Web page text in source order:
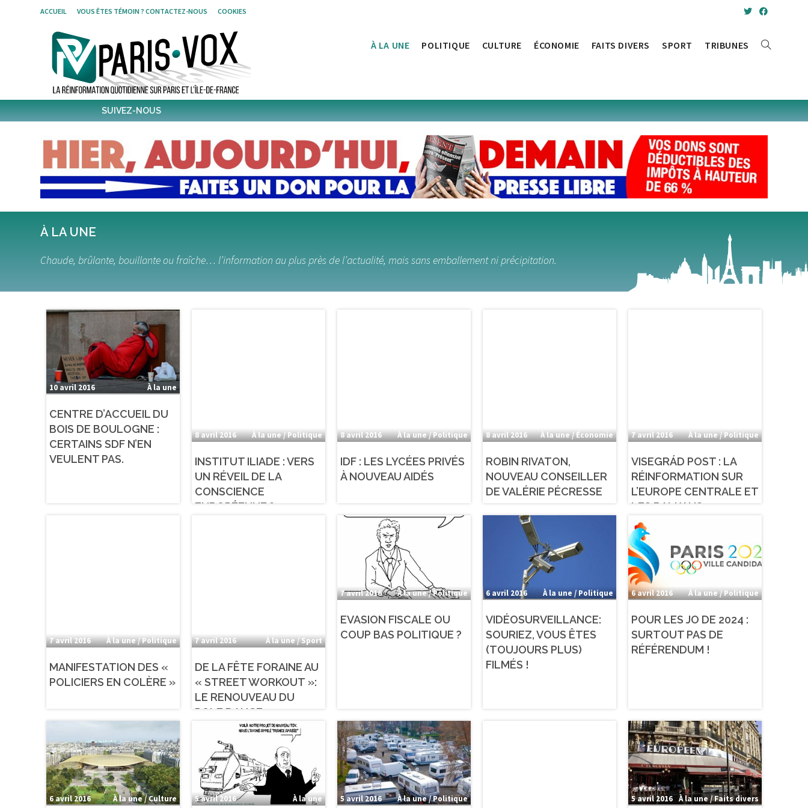
ACCUEIL VOUS ÊTES TÉMOIN ? CONTACTEZ-NOUS COOKIES
À LA UNE POLITIQUE CULTURE ÉCONOMIE FAITS DIVERS SPORT TRIBUNES
SUIVEZ-NOUS
Twitter 1,314
Followers
5,567 Post
À LA UNE
Chaude, brûlante, bouillante ou fraîche… l’information au plus près de l’actualité, mais sans emballement ni précipitation.
10 avril 2016 À la une
CENTRE D’ACCUEIL DU
BOIS DE BOULOGNE :
CERTAINS SDF N’EN
VEULENT PAS.
8 avril 2016 À la une / Politique
INSTITUT ILIADE : VERS
UN RÉVEIL DE LA
CONSCIENCE
EUROPÉENNE ?
8 avril 2016 À la une / Politique
IDF : LES LYCÉES PRIVÉS
À NOUVEAU AIDÉS
8 avril 2016 À la une / Économie
ROBIN RIVATON,
NOUVEAU CONSEILLER
DE VALÉRIE PÉCRESSE
7 avril 2016 À la une / Politique
VISEGRÁD POST : LA
RÉINFORMATION SUR
L’EUROPE CENTRALE ET
LES BALKANS
7 avril 2016 À la une / Politique
MANIFESTATION DES «
POLICIERS EN COLÈRE »
7 avril 2016 À la une / Sport
DE LA FÊTE FORAINE AU
« STREET WORKOUT »:
LE RENOUVEAU DU
POLE DANCE
7 avril 2016 À la une / Politique
EVASION FISCALE OU
COUP BAS POLITIQUE ?
6 avril 2016 À la une / Politique
VIDÉOSURVEILLANCE:
SOURIEZ, VOUS ÊTES
(TOUJOURS PLUS)
FILMÉS !
6 avril 2016 À la une / Politique
POUR LES JO DE 2024 :
SURTOUT PAS DE
RÉFÉRENDUM !
6 avril 2016 À la une / Culture 5 avril 2016 À la une 5 avril 2016 À la une / Politique 5 avril 2016 À la une / Faits divers